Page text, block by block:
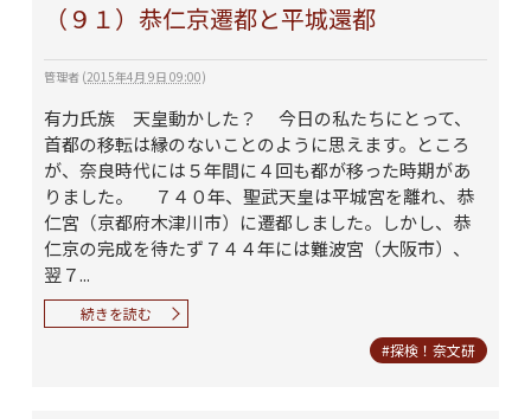
（９１）恭仁京遷都と平城還都
管理者(2015年4月 9日 09:00)
有力氏族 天皇動かした？ 今日の私たちにとって、
首都の移転は縁のないことのように思えます。ところ
が、奈良時代には５年間に４回も都が移った時期があ
りました。 ７４０年、聖武天皇は平城宮を離れ、恭
仁宮（京都府木津川市）に遷都しました。しかし、恭
仁京の完成を待たず７４４年には難波宮（大阪市）、
翌７...
続きを読む
#探検！奈文研